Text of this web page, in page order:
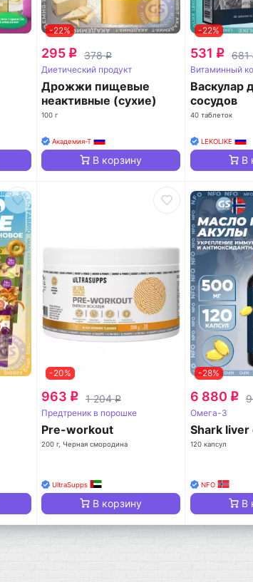
-22%
295 q 378q
Диетический продукт
Дрожжи пищевые
неактивные (сухие)
100 г
Академия-Т
В корзину
-22%
531 q 681
Витаминный
Васкулар
сосудов
40 таблеток
LEKOLIKE
В
-20%
963 q 1 204q
Предтреник в порошке
Pre-workout
200 г, Черная смородина
UltraSupps
В корзину
-28%
6 880 q
Омега-3
Shark
120 капсул
NFO
В